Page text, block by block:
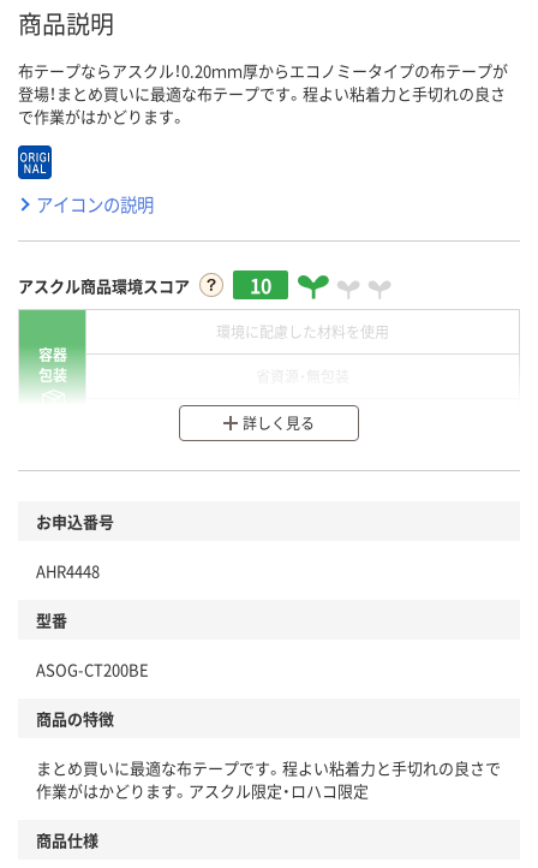
商品説明
布テープならアスクル！0.20ｍｍ厚からエコノミータイプの布テープが
登場！まとめ買いに最適な布テープです。程よい粘着力と手切れの良さ
で作業がはかどります。
アイコンの説明
アスクル商品環境スコア 10
容器
包装
環境に配慮した材料を使用
分別・リサイクルしやすい設計
本体
仕組
この商品の環境配慮ポイントです。下記商品詳細「
アスクル商品環境スコア詳細／加点項目
」で確認できます。
詳しく見る
お申込番号
AHR4448
型番
ASOG-CT200BE
商品の特徴
まとめ買いに最適な布テープです。程よい粘着力と手切れの良さで
作業がはかどります。アスクル限定・ロハコ限定
商品仕様